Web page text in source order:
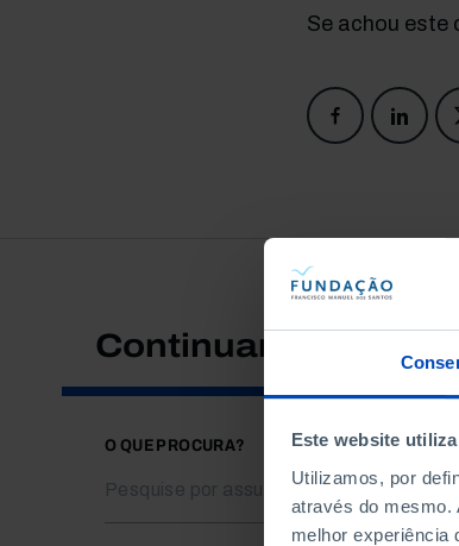
Este website
Utilizamos, por
através do mesmo.
melhor experiência
Se achou este
Continuar a
O QUE PROCURA?